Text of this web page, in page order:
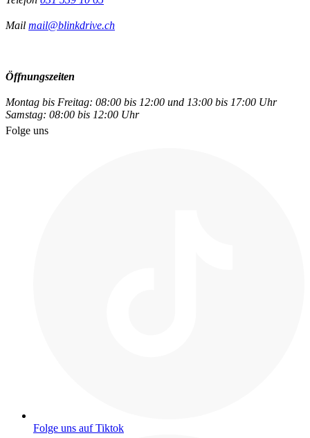
Mail mail@blinkdrive.ch
Öffnungszeiten
Montag bis Freitag: 08:00 bis 12:00 und 13:00 bis 17:00 Uhr
Samstag: 08:00 bis 12:00 Uhr
Folge uns
Folge uns auf Tiktok